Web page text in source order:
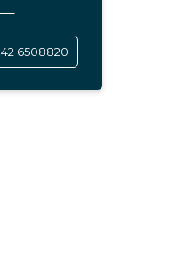
42 6508820